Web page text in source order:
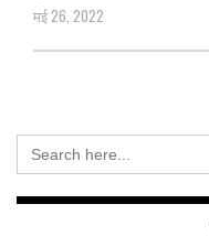
मई 26, 2022
Search
for: